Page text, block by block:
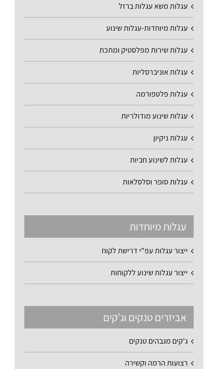
עגלות משא עגלות ברזל
עגלות מיוחדות-עגלות שינוע
עגלות שירות מפלסטיק ומתכת
עגלות אוניברסליות
עגלות פלטפורמה
עגלות שינוע מודולריות
עגלות ניקיון
עגלות לשינוע חביות
עגלות סופר וסלסלאות
עגלות מיוחדות
ייצור עגלות עפ"י דרישת לקוח
ייצור עגלות שינוע ללקוחות
אביזרים טנקים וג'קים
ג'קים מגבהים טנקים
רצועות הרמה וקשירה